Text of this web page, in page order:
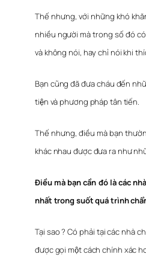
Thế nhưng, với những khó
nhiều người mà trong số đó
và không nói, hay chỉ nói khi
Bạn cũng đã đưa cháu đến
tiện và phương pháp tân tiến.
Thế nhưng, điều mà bạn
khác nhau được đưa ra như
Điều mà bạn cần đó là các
nhất trong suốt quá trình
Tại sao ? Có phải tại các nhà
được gọi một cách chính xác